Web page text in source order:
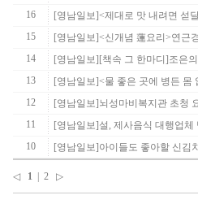
16
[영남일보]<제대로 맛 내려면 섣
15
[영남일보]<신개념 蓮요리>연근
14
[영남일보][책속 그 한마디]조은
13
[영남일보]<물 좋은 곳에 병든 몸
12
[영남일보]뇌성마비복지관 초청
11
[영남일보]설, 제사음식 대행업체
10
[영남일보]아이들도 좋아할 신김
◁ 1 2 ▷